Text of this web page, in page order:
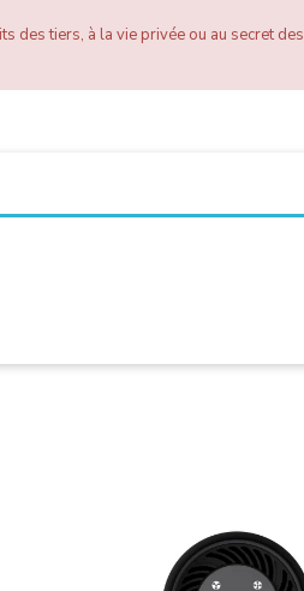
des tiers, à la vie privée ou au secret des